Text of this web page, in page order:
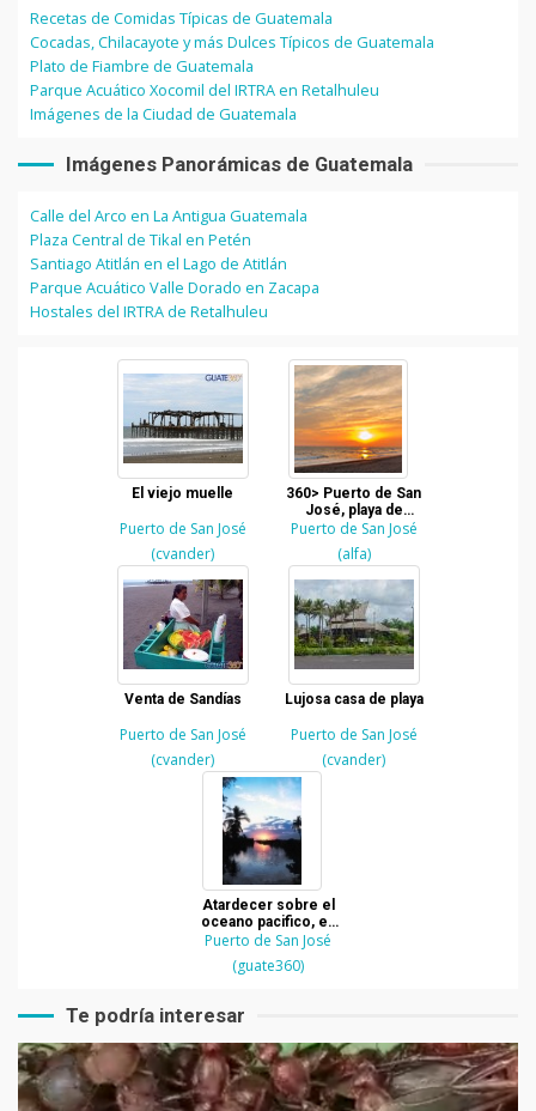
Recetas de Comidas Típicas de Guatemala
Cocadas, Chilacayote y más Dulces Típicos de Guatemala
Plato de Fiambre de Guatemala
Parque Acuático Xocomil del IRTRA en Retalhuleu
Imágenes de la Ciudad de Guatemala
Imágenes Panorámicas de Guatemala
Calle del Arco en La Antigua Guatemala
Plaza Central de Tikal en Petén
Santiago Atitlán en el Lago de Atitlán
Parque Acuático Valle Dorado en Zacapa
Hostales del IRTRA de Retalhuleu
El viejo muelle
Puerto de San José
(cvander)
360> Puerto de San
José, playa de
Escuintla en
Guatemala
Puerto de San José
(alfa)
Venta de Sandías
Puerto de San José
(cvander)
Lujosa casa de playa
Puerto de San José
(cvander)
Atardecer sobre el
oceano pacifico, en
Escuintla
Puerto de San José
(guate360)
Te podría interesar